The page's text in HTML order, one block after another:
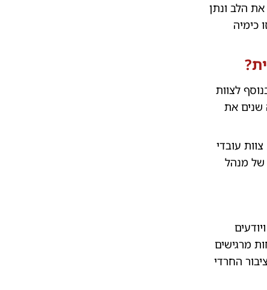
הלב ונתן
כימיה
לצוות
שנים את
עובדי
של מנהל
מרגישים
החרדי